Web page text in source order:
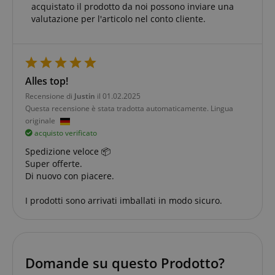
acquistato il prodotto da noi possono inviare una
valutazione per l'articolo nel conto cliente.
Alles top!
Recensione di Justin il 01.02.2025
Questa recensione è stata tradotta automaticamente. Lingua
originale
acquisto verificato
Spedizione veloce 📦
Super offerte.
Di nuovo con piacere.
I prodotti sono arrivati imballati in modo sicuro.
Domande su questo Prodotto?
Nome
Fornitore / Dominio
sid_key
CookieScriptConsent